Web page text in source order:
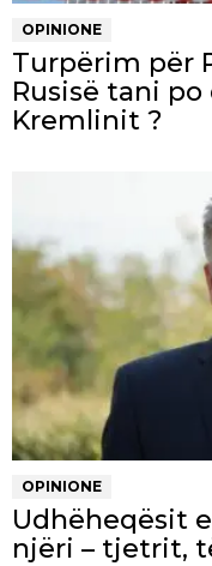
OPINIONE
Turpërim për
Rusisë tani
Kremlinit ?
OPINIONE
Udhëheqësit
njëri – tjetrit,